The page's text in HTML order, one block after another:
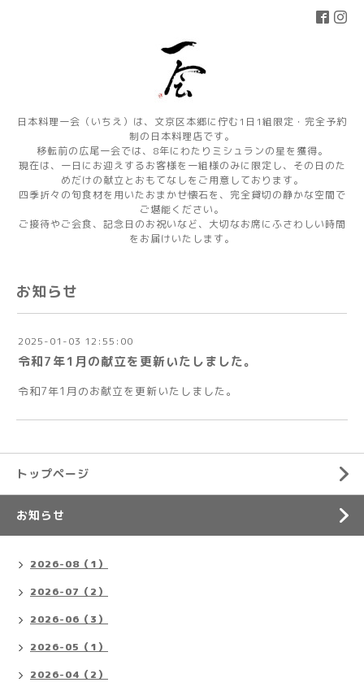
日本料理一会（いちえ）は、文京区本郷に佇む1日1組限定・完全予約
制の日本料理店です。
移転前の広尾一会では、8年にわたりミシュランの星を獲得。
現在は、一日にお迎えするお客様を一組様のみに限定し、その日のた
めだけの献立とおもてなしをご用意しております。
四季折々の旬食材を用いたおまかせ懐石を、完全貸切の静かな空間で
ご堪能ください。
ご接待やご会食、記念日のお祝いなど、大切なお席にふさわしい時間
をお届けいたします。
お知らせ
2025-01-03 12:55:00
令和7年1月の献立を更新いたしました。
令和7年1月のお献立を更新いたしました。
トップページ
お知らせ
2026-08（1）
2026-07（2）
2026-06（3）
2026-05（1）
2026-04（2）